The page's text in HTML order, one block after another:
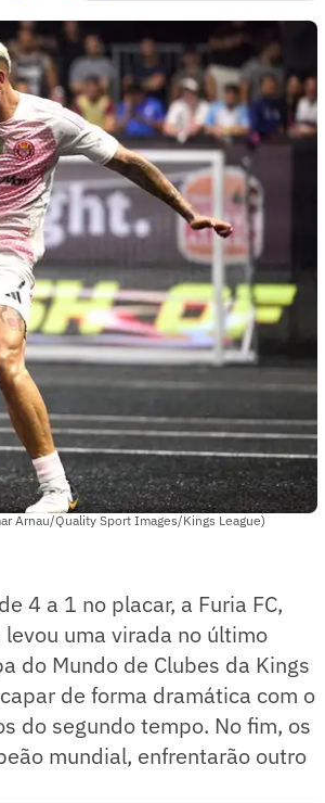
Arnau/Quality Sport Images/Kings League)
4 a 1 no placar, a Furia FC,
uma virada no último
do Mundo de Clubes da Kings
de forma dramática com o
do segundo tempo. No fim, os
mundial, enfrentarão outro